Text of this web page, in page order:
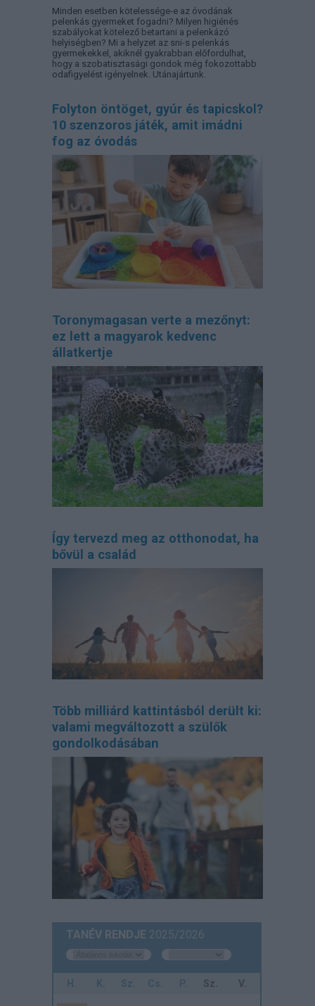
Minden esetben kötelessége-e az óvodának
pelenkás gyermeket fogadni? Milyen higiénés
szabályokat kötelező betartani a pelenkázó
helyiségben? Mi a helyzet az sni-s pelenkás
gyermekekkel, akiknél gyakrabban előfordulhat,
hogy a szobatisztasági gondok még fokozottabb
odafigyelést igényelnek. Utánajártunk.
Folyton öntöget, gyúr és tapicskol?
10 szenzoros játék, amit imádni
fog az óvodás
Toronymagasan verte a mezőnyt:
ez lett a magyarok kedvenc
állatkertje
Így tervezd meg az otthonodat, ha
bővül a család
Több milliárd kattintásból derült ki:
valami megváltozott a szülők
gondolkodásában
TANÉV RENDJE 2025/2026
H. K. Sz. Cs. P. Sz. V.